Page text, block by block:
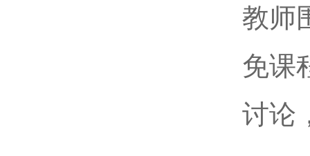
教师
免课
讨论